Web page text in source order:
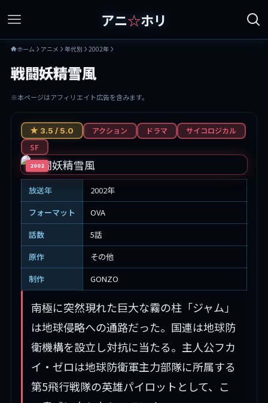
アニ☆ホリ
ホーム アニメ 年代別 2002年
戦闘妖精雪風
※本ページはアフィリエイト広告を含みます。
2002
★ 3.5 / 5.0 アクション ドラマ
サイコロジカル
SF
放送年
2002年
フォーマット
OVA
話数
5話
原作
その他
制作
GONZO
南極に突然現れた巨大な霧の柱「ジャム」
は地球侵略への通路だった。国連は地球防
衛機構を設立し対抗に当たる。主人公フカ
イ・ゼロは地球防衛軍主力部隊に所属する
第5飛行戦隊の英雄パイロットとして、こ